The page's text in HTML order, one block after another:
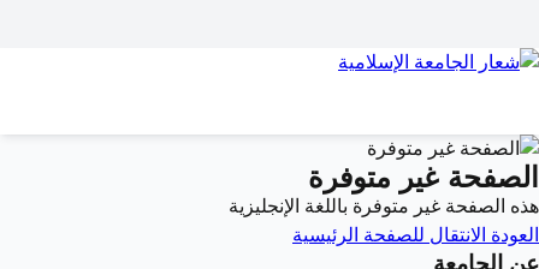
الصفحة غير متوفرة
هذه الصفحة غير متوفرة باللغة الإنجليزية
العودة الانتقال للصفحة الرئيسية
عن الجامعة